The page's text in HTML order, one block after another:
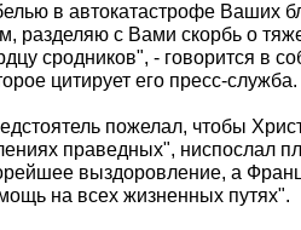
в автокатастрофе Ваших
разделяю с Вами скорбь о
сродников", - говорится в
цитирует его пресс-служба.
пожелал, чтобы
праведных", ниспослал
выздоровление, а
на всех жизненных путях".